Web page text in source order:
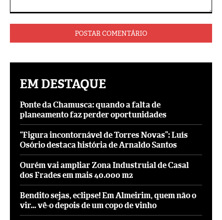
EM DESTAQUE
Ponte da Chamusca: quando a falta de
planeamento faz perder oportunidades
“Figura incontornável de Torres Novas”: Luís
Osório destaca história de Arnaldo Santos
Ourém vai ampliar Zona Industruial de Casal
dos Frades em mais 40.000 m2
Bendito sejas, eclipse! Em Almeirim, quem não o
vir… vê-o depois de um copo de vinho